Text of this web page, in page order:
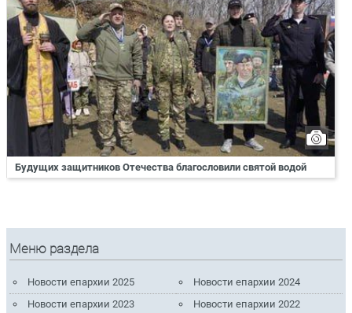
Будущих защитников Отечества благословили святой водой
Меню раздела
Новости епархии 2025
Новости епархии 2024
Новости епархии 2023
Новости епархии 2022